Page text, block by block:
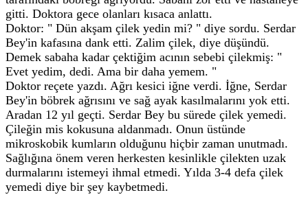
gitti. Doktora gece olanları kısaca anlattı.
Doktor: " Dün akşam çilek yedin mi? " diye sordu. Serdar
Bey'in kafasına dank etti. Zalim çilek, diye düşündü.
Demek sabaha kadar çektiğim acının sebebi çilekmiş: "
Evet yedim, dedi. Ama bir daha yemem. "
Doktor reçete yazdı. Ağrı kesici iğne verdi. İğne, Serdar
Bey'in böbrek ağrısını ve sağ ayak kasılmalarını yok etti.
Aradan 12 yıl geçti. Serdar Bey bu sürede çilek yemedi.
Çileğin mis kokusuna aldanmadı. Onun üstünde
mikroskobik kumların olduğunu hiçbir zaman unutmadı.
Sağlığına önem veren herkesten kesinlikle çilekten uzak
durmalarını istemeyi ihmal etmedi. Yılda 3-4 defa çilek
yemedi diye bir şey kaybetmedi.